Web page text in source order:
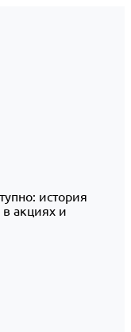
история
в акциях и